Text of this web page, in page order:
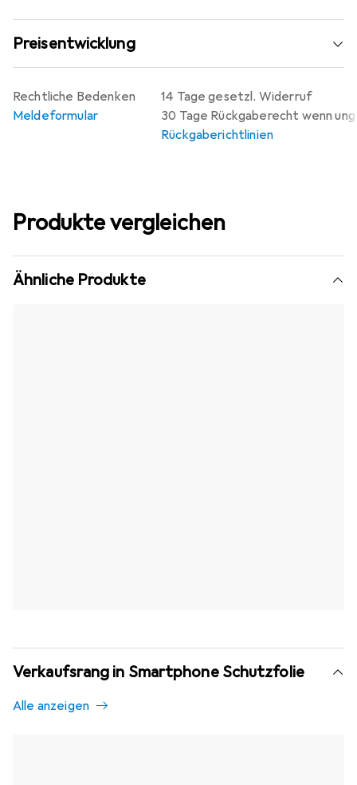
Preisentwicklung
14 Tage gesetzl. Widerruf
30 Tage Rückgaberecht wenn
Rückgaberichtlinien
Rechtliche Bedenken
Meldeformular
Produkte vergleichen
Ähnliche Produkte
Verkaufsrang in Smartphone Schutzfolie
Alle anzeigen